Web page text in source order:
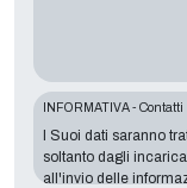
INFORMATIVA - Contatti
I Suoi dati saranno
soltanto dagli
all'invio delle